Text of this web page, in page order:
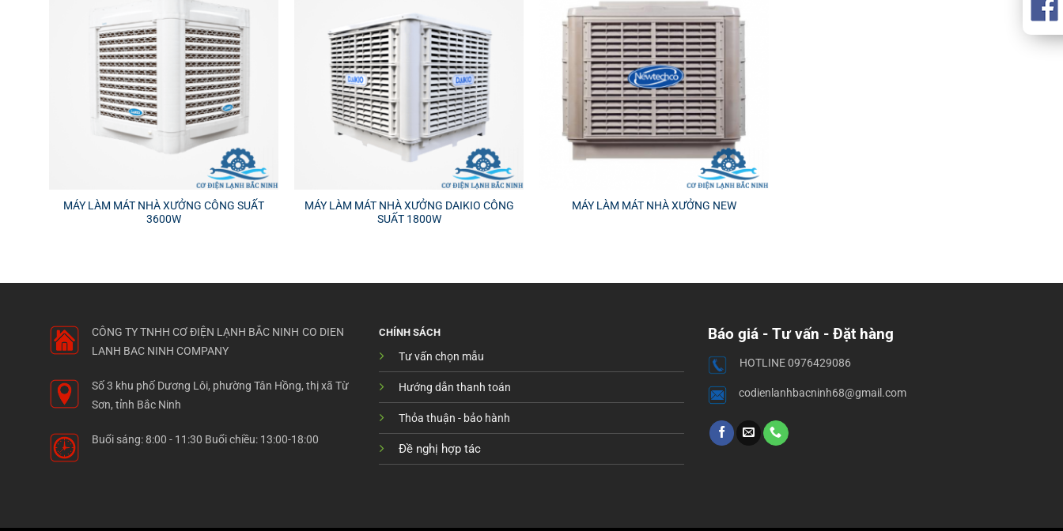
MÁY LÀM MÁT NHÀ XƯỞNG CÔNG SUẤT
3600W
MÁY LÀM MÁT NHÀ XƯỞNG DAIKIO CÔNG
SUẤT 1800W
MÁY LÀM MÁT NHÀ XƯỞNG NEW
CÔNG TY TNHH CƠ ĐIỆN LẠNH BẮC NINH CO DIEN
LANH BAC NINH COMPANY
Số 3 khu phố Dương Lôi, phường Tân Hồng, thị xã Từ
Sơn, tỉnh Bắc Ninh
Buổi sáng: 8:00 - 11:30 Buổi chiều: 13:00-18:00
CHÍNH SÁCH
Tư vấn chọn mẫu
Hướng dẫn thanh toán
Thỏa thuận - bảo hành
Đề nghị hợp tác
Báo giá - Tư vấn - Đặt hàng
HOTLINE 0976429086
codienlanhbacninh68@gmail.com